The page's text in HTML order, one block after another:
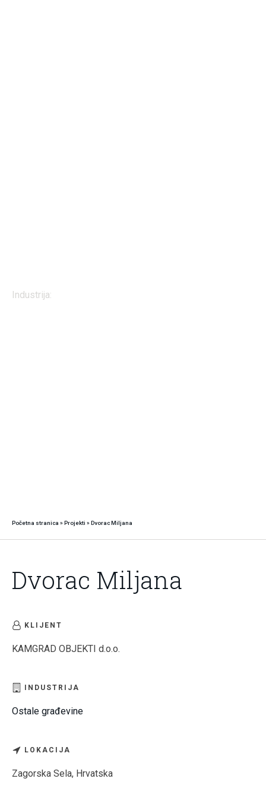
Industrija:
Početna stranica » Projekti » Dvorac Miljana
Dvorac Miljana
KLIJENT
KAMGRAD OBJEKTI d.o.o.
INDUSTRIJA
Ostale građevine
LOKACIJA
Zagorska Sela, Hrvatska